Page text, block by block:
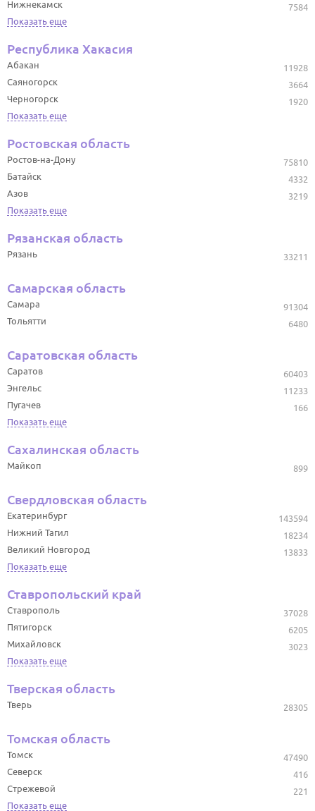
7584
Нижнекамск
Показать еще
Республика Хакасия
11928
Абакан
3664
Саяногорск
1920
Черногорск
Показать еще
Ростовская область
75810
Ростов-на-Дону
4332
Батайск
3219
Азов
Показать еще
Рязанская область
33211
Рязань
Самарская область
91304
Самара
6480
Тольятти
Саратовская область
60403
Саратов
11233
Энгельс
166
Пугачев
Показать еще
Сахалинская область
899
Майкоп
Свердловская область
143594
Екатеринбург
18234
Нижний Тагил
13833
Великий Новгород
Показать еще
Ставропольский край
37028
Ставрополь
6205
Пятигорск
3023
Михайловск
Показать еще
Тверская область
28305
Тверь
Томская область
47490
Томск
416
Северск
221
Стрежевой
Показать еще